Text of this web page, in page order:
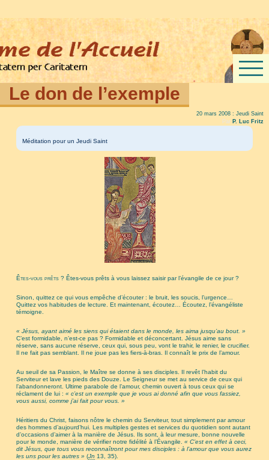
Le don de l’exemple
20 mars 2008 : Jeudi Saint
Par P. Luc Fritz
Méditation pour un Jeudi Saint
Êtes-vous prêts ?Êtes-vous prêts à vous laissez saisir par l’évangile de ce jour ?
Sinon, quittez ce qui vous empêche d’écouter : le bruit, les soucis, l’urgence…
Quittez vos habitudes de lecture. Et maintenant, écoutez… Écoutez, l’évangéliste
témoigne.
« Jésus, ayant aimé les siens qui étaient dans le monde, les aima jusqu’au bout. »
C’est formidable, n’est-ce pas ? Formidable et déconcertant. Jésus aime sans
réserve, sans aucune réserve, ceux qui, sous peu, vont le trahir, le renier, le crucifier.
Il ne fait pas semblant. Il ne joue pas les fiers-à-bras. Il connaît le prix de l’amour.
Au seuil de sa Passion, le Maître se donne à ses disciples. Il revêt l’habit du
Serviteur et lave les pieds des Douze. Le Seigneur se met au service de ceux qui
l’abandonneront. Ultime parabole de l’amour, chemin ouvert à tous ceux qui se
réclament de lui : « c’est un exemple que je vous ai donné afin que vous fassiez,
vous aussi, comme j’ai fait pour vous. »
Héritiers du Christ, faisons nôtre le chemin du Serviteur, tout simplement par amour
des hommes d’aujourd’hui. Les multiples gestes et services du quotidien sont autant
d’occasions d’aimer à la manière de Jésus. Ils sont, à leur mesure, bonne nouvelle
pour le monde, manière de vérifier notre fidélité à l’Évangile. « C’est en effet à ceci,
dit Jésus, que tous vous reconnaîtront pour mes disciples : à l’amour que vous aurez
les uns pour les autres » (Jn 13, 35).